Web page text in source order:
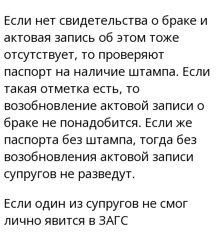
Если нет свидетельства о браке и
актовая запись об этом тоже
отсутствует, то проверяют
паспорт на наличие штампа. Если
такая отметка есть, то
возобновление актовой записи о
браке не понадобится. Если же
паспорта без штампа, тогда без
возобновления актовой записи
супругов не разведут.
Если один из супругов не смог
лично явится в ЗАГС